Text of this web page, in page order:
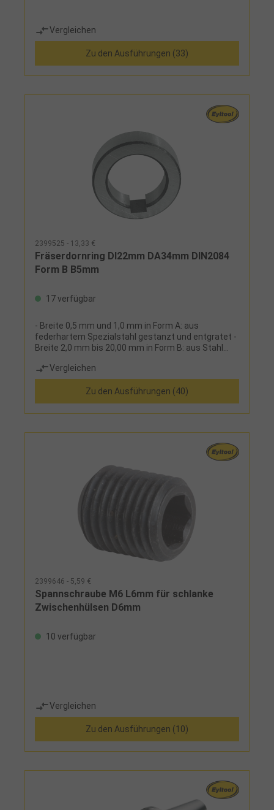
Vergleichen
Zu den Ausführungen (33)
2399525 - 13,33 €
Fräserdornring DI22mm DA34mm DIN2084
Form B B5mm
17 verfügbar
- Breite 0,5 mm und 1,0 mm in Form A: aus
federhartem Spezialstahl gestanzt und entgratet -
Breite 2,0 mm bis 20,00 mm in Form B: aus Stahl
geläpptVergleichen
Zu den Ausführungen (40)
2399646 - 5,59 €
Spannschraube M6 L6mm für schlanke
Zwischenhülsen D6mm
10 verfügbar
Vergleichen
Zu den Ausführungen (10)